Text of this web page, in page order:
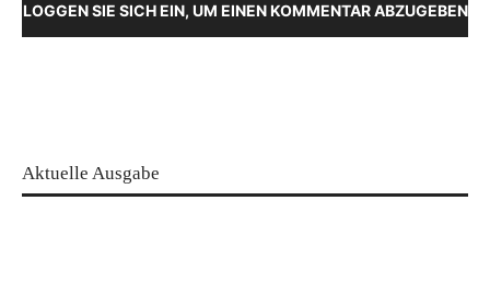
LOGGEN SIE SICH EIN, UM EINEN KOMMENTAR ABZUGEBEN
Aktuelle Ausgabe